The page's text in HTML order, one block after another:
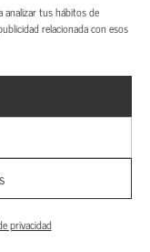
analizar tus hábitos de
relacionada con esos
privacidad
el storytelling